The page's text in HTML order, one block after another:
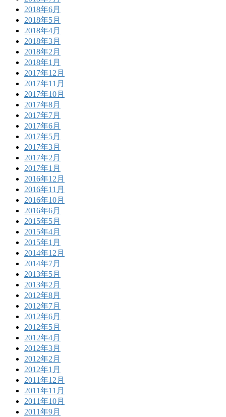
2018年6月
2018年5月
2018年4月
2018年3月
2018年2月
2018年1月
2017年12月
2017年11月
2017年10月
2017年8月
2017年7月
2017年6月
2017年5月
2017年3月
2017年2月
2017年1月
2016年12月
2016年11月
2016年10月
2016年6月
2015年5月
2015年4月
2015年1月
2014年12月
2014年7月
2013年5月
2013年2月
2012年8月
2012年7月
2012年6月
2012年5月
2012年4月
2012年3月
2012年2月
2012年1月
2011年12月
2011年11月
2011年10月
2011年9月